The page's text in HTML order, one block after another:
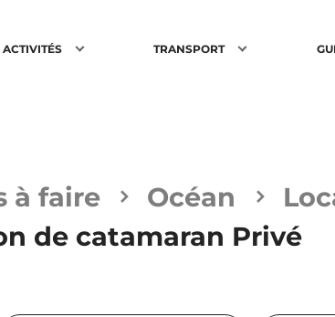
ACTIVITÉS TRANSPORT
à faire Océan
de catamaran Privé